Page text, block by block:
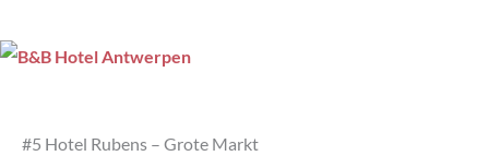
#5 Hotel Rubens – Grote Markt